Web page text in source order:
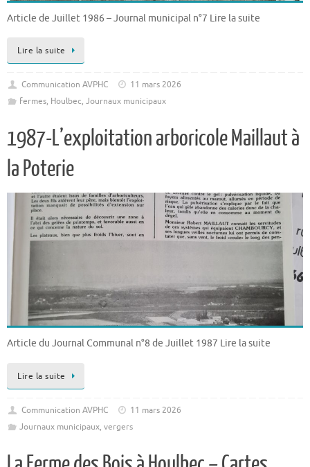
Article de Juillet 1986 – Journal municipal n°7 Lire la suite
Lire la suite
Communication AVPHC
11 mars 2026
fermes, Houlbec, Journaux municipaux
1987-L’exploitation arboricole Maillaut à
la Poterie
Article du Journal Communal n°8 de Juillet 1987 Lire la suite
Lire la suite
Communication AVPHC
11 mars 2026
Journaux municipaux, vergers